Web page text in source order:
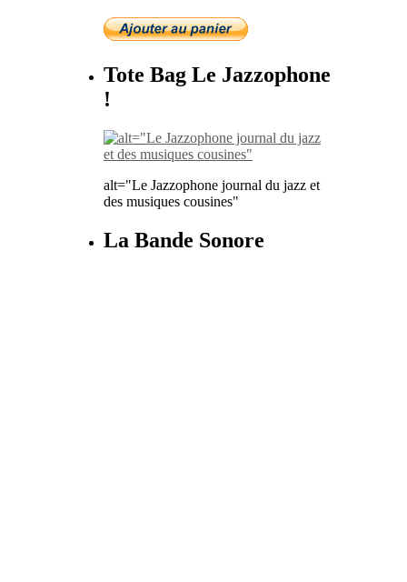
Tote Bag Le Jazzophone
!
alt="Le Jazzophone journal du jazz et
des musiques cousines"
La Bande Sonore